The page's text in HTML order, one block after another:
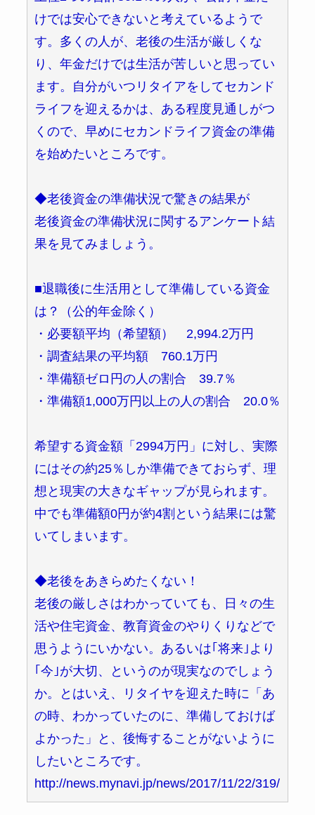
けでは安心できないと考えているようで
す。多くの人が、老後の生活が厳しくな
り、年金だけでは生活が苦しいと思ってい
ます。自分がいつリタイアをしてセカンド
ライフを迎えるかは、ある程度見通しがつ
くので、早めにセカンドライフ資金の準備
を始めたいところです。
◆老後資金の準備状況で驚きの結果が
老後資金の準備状況に関するアンケート結
果を見てみましょう。
■退職後に生活用として準備している資金
は？（公的年金除く）
・必要額平均（希望額） 2,994.2万円
・調査結果の平均額 760.1万円
・準備額ゼロ円の人の割合 39.7％
・準備額1,000万円以上の人の割合 20.0％
希望する資金額「2994万円」に対し、実際
にはその約25％しか準備できておらず、理
想と現実の大きなギャップが見られます。
中でも準備額0円が約4割という結果には驚
いてしまいます。
◆老後をあきらめたくない！
老後の厳しさはわかっていても、日々の生
活や住宅資金、教育資金のやりくりなどで
思うようにいかない。あるいは｢将来｣より
｢今｣が大切、というのが現実なのでしょう
か。とはいえ、リタイヤを迎えた時に「あ
の時、わかっていたのに、準備しておけば
よかった」と、後悔することがないように
したいところです。
http://news.mynavi.jp/news/2017/11/22/319/